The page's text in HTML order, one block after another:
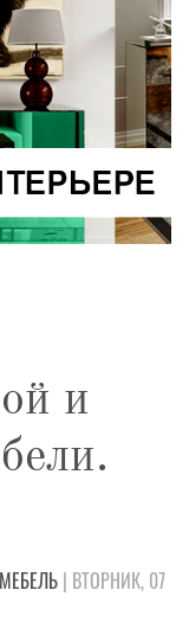
и
МЕБЕЛЬ | ВТОРНИК, 07